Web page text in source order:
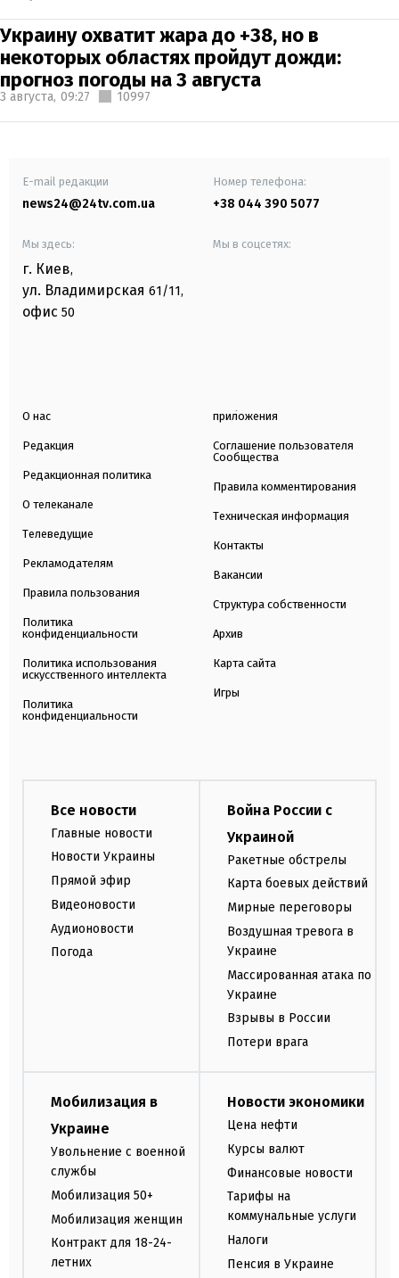
Украину охватит жара до +38, но в
некоторых областях пройдут дожди:
прогноз погоды на 3 августа
3 августа, 09:27 10997
E-mail редакции
news24@24tv.com.ua
Номер телефона:
+38 044 390 5077
Мы здесь:
г. Киев,
ул. Владимирская 61/11,
офис 50
Мы в соцсетях:
О нас
Редакция
Редакционная политика
О телеканале
Телеведущие
Рекламодателям
Правила пользования
Политика
конфиденциальности
Политика использования
искусственного интеллекта
Политика
конфиденциальности
приложения
Соглашение пользователя
Сообщества
Правила комментирования
Техническая информация
Контакты
Вакансии
Структура собственности
Архив
Карта сайта
Игры
Все новости
Главные новости
Новости Украины
Прямой эфир
Видеоновости
Аудионовости
Погода
Война России с
Украиной
Ракетные обстрелы
Карта боевых действий
Мирные переговоры
Воздушная тревога в
Украине
Массированная атака по
Украине
Взрывы в России
Потери врага
Мобилизация в
Украине
Увольнение с военной
службы
Мобилизация 50+
Мобилизация женщин
Контракт для 18-24-
летних
Новости экономики
Цена нефти
Курсы валют
Финансовые новости
Тарифы на
коммунальные услуги
Налоги
Пенсия в Украине